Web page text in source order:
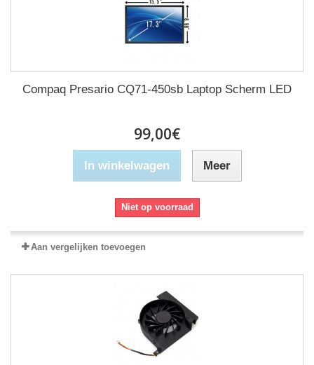
Compaq Presario CQ71-450sb Laptop Scherm LED
99,00€
In winkelwagen Meer
Niet op voorraad
Aan vergelijken toevoegen